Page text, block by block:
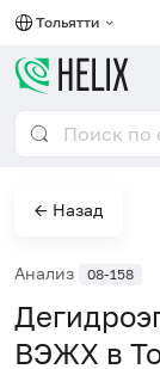
Тольятти
← Назад
Анализ 08-158
ВЭЖХ в